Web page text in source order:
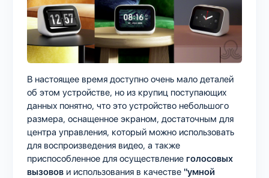
В настоящее время доступно очень мало деталей
об этом устройстве, но из крупиц поступающих
данных понятно, что это устройство небольшого
размера, оснащенное экраном, достаточным для
центра управления, который можно использовать
для воспроизведения видео, а также
приспособленное для осуществление голосовых
вызовов и использования в качестве "умной